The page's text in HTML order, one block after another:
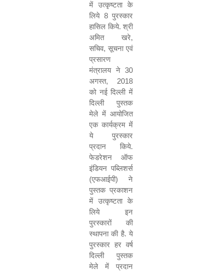
में उत्कृष्टता के
लिये 8 पुरस्कार
हासिल किये. श्री
अमित खरे,
सचिव, सूचना एवं
प्रसारण
मंत्रालय ने 30
अगस्त, 2018
को नई दिल्ली में
दिल्ली पुस्तक
मेले में आयोजित
एक कार्यक्रम में
ये पुरस्कार
प्रदान किये.
फेडरेशन ऑफ
इंडियन पब्लिशर्स
(एफआईपी) ने
पुस्तक प्रकाशन
में उत्कृष्टता के
लिये इन
पुरस्कारों की
स्थापना की है. ये
पुरस्कार हर वर्ष
दिल्ली पुस्तक
मेले में प्रदान